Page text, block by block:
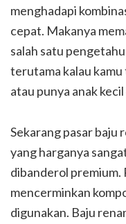
menghadapi
cepat. Makanya
salah satu
terutama kalau
atau punya anak
Sekarang pasar baju
yang harganya
dibanderol premium.
mencerminkan
digunakan. Baju